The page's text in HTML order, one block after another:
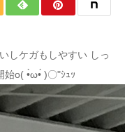
しケガもしやすい しっ
o( •̀ω•́ )〇"ｼｭｯ